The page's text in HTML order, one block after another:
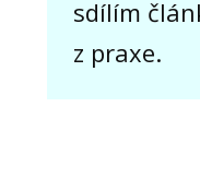
sdílím
z praxe.